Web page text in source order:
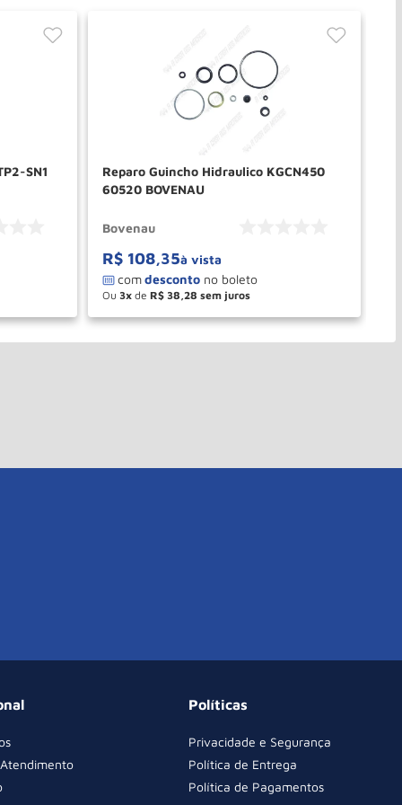
SN1
Reparo Guincho Hidraulico KGCN450
60520 BOVENAU
Bovenau
R$ 108,35à vista
Ou 3 de R$ 38,28
＋
－ COMPRAR
Políticas
Privacidade e Segurança
Política de Entrega
Política de Pagamentos